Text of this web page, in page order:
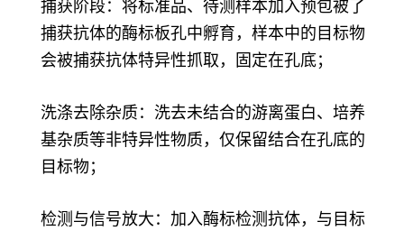
捕获阶段：将标准品、待测样本加入预包被了
捕获抗体的酶标板孔中孵育，样本中的目标物
会被捕获抗体特异性抓取，固定在孔底；
洗涤去除杂质：洗去未结合的游离蛋白、培养
基杂质等非特异性物质，仅保留结合在孔底的
目标物；
检测与信号放大：加入酶标检测抗体，与目标